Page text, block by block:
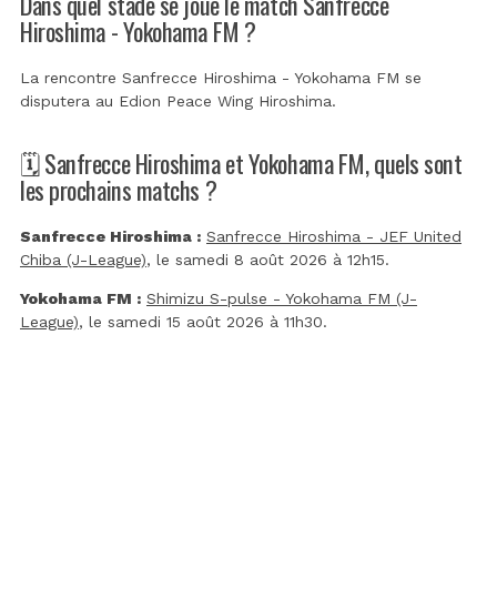
Hiroshima - Yokohama FM ?
La rencontre Sanfrecce Hiroshima - Yokohama FM se
disputera au Edion Peace Wing Hiroshima.
🗓️ Sanfrecce Hiroshima et Yokohama FM, quels sont
les prochains matchs ?
Sanfrecce Hiroshima : Sanfrecce Hiroshima - JEF United
Chiba (J-League), le samedi 8 août 2026 à 12h15.
Yokohama FM : Shimizu S-pulse - Yokohama FM (J-
League), le samedi 15 août 2026 à 11h30.